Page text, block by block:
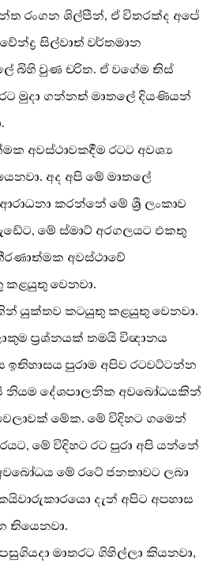
රංගන ශිල්පීන්, ඒ විතරක්ද අපේ
සිල්වාත් වර්තමාන
බිහි වුණ චරිත. ඒ වගේම තිස්
මුදා ගන්නත් මාතලේ දියණියන්
අවස්ථාවකදීම රටට අවශ්‍ය
අද අපි මේ මාතලේ
කරන්නේ මේ ශ්‍රී ලංකාව
මේ ස්මාට් අරගලයට එකතු
අවස්ථාවේ
වෙනවා.
යුක්තව කටයුතු කළයුතු වෙනවා.
ප්‍රශ්නයක් තමයි විඥානය
ඉතිහාසය පුරාම අපිව රටවට්ටන්න
නියම දේශපාලනික අවබෝධයකින්
මේක. මේ විදිහට ගමෙන්
මේ විදිහට රට පුරා අපි යන්නේ
මේ රටේ ජනතාවට ලබා
දැන් අපිට අපහාස
තියෙනවා.
මාතරට ගිහිල්ලා කියනවා,